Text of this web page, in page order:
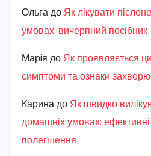
Ольга до Як лікувати
умовах: вичерпний посібник
Марiя до Як проявляється
симптоми та ознаки
Карина до Як швидко
домашніх умовах: ефективні
полегшення